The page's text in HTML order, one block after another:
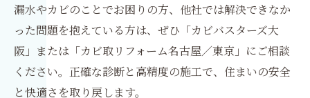
漏水やカビのことでお困りの方、他社では解決できなか
った問題を抱えている方は、ぜひ「カビバスターズ大
阪」または「カビ取リフォーム名古屋／東京」にご相談
ください。正確な診断と高精度の施工で、住まいの安全
と快適さを取り戻します。